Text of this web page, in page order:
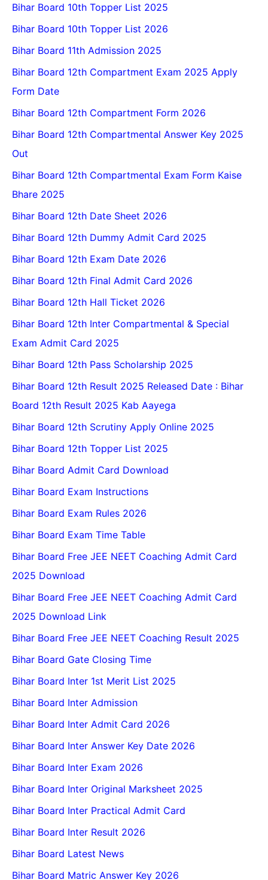
Bihar Board 10th Topper List 2025
Bihar Board 10th Topper List 2026
Bihar Board 11th Admission 2025
Bihar Board 12th Compartment Exam 2025 Apply
Form Date
Bihar Board 12th Compartment Form 2026
Bihar Board 12th Compartmental Answer Key 2025
Out
Bihar Board 12th Compartmental Exam Form Kaise
Bhare 2025
Bihar Board 12th Date Sheet 2026
Bihar Board 12th Dummy Admit Card 2025
Bihar Board 12th Exam Date 2026
Bihar Board 12th Final Admit Card 2026
Bihar Board 12th Hall Ticket 2026
Bihar Board 12th Inter Compartmental & Special
Exam Admit Card 2025
Bihar Board 12th Pass Scholarship 2025
Bihar Board 12th Result 2025 Released Date : Bihar
Board 12th Result 2025 Kab Aayega
Bihar Board 12th Scrutiny Apply Online 2025
Bihar Board 12th Topper List 2025
Bihar Board Admit Card Download
Bihar Board Exam Instructions
Bihar Board Exam Rules 2026
Bihar Board Exam Time Table
Bihar Board Free JEE NEET Coaching Admit Card
2025 Download
Bihar Board Free JEE NEET Coaching Admit Card
2025 Download Link
Bihar Board Free JEE NEET Coaching Result 2025
Bihar Board Gate Closing Time
Bihar Board Inter 1st Merit List 2025
Bihar Board Inter Admission
Bihar Board Inter Admit Card 2026
Bihar Board Inter Answer Key Date 2026
Bihar Board Inter Exam 2026
Bihar Board Inter Original Marksheet 2025
Bihar Board Inter Practical Admit Card
Bihar Board Inter Result 2026
Bihar Board Latest News
Bihar Board Matric Answer Key 2026